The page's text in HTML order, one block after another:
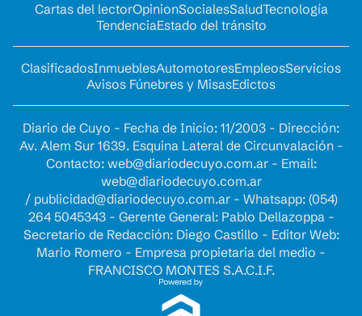
Cartas del lectorOpinionSocialesSaludTecnología
TendenciaEstado del tránsito
ClasificadosInmueblesAutomotoresEmpleosServicios
Avisos Fúnebres y MisasEdictos
Diario de Cuyo - Fecha de Inicio: 11/2003 - Dirección:
Av. Alem Sur 1639. Esquina Lateral de Circunvalación -
Contacto: web@diariodecuyo.com.ar- Email:
web@diariodecuyo.com.ar
/ publicidad@diariodecuyo.com.ar- Whatsapp: (054)
264 5045343 - Gerente General: Pablo Dellazoppa -
Secretario de Redacción: Diego Castillo - Editor Web:
Mario Romero - Empresa propietaria del medio -
FRANCISCO MONTES S.A.C.I.F.